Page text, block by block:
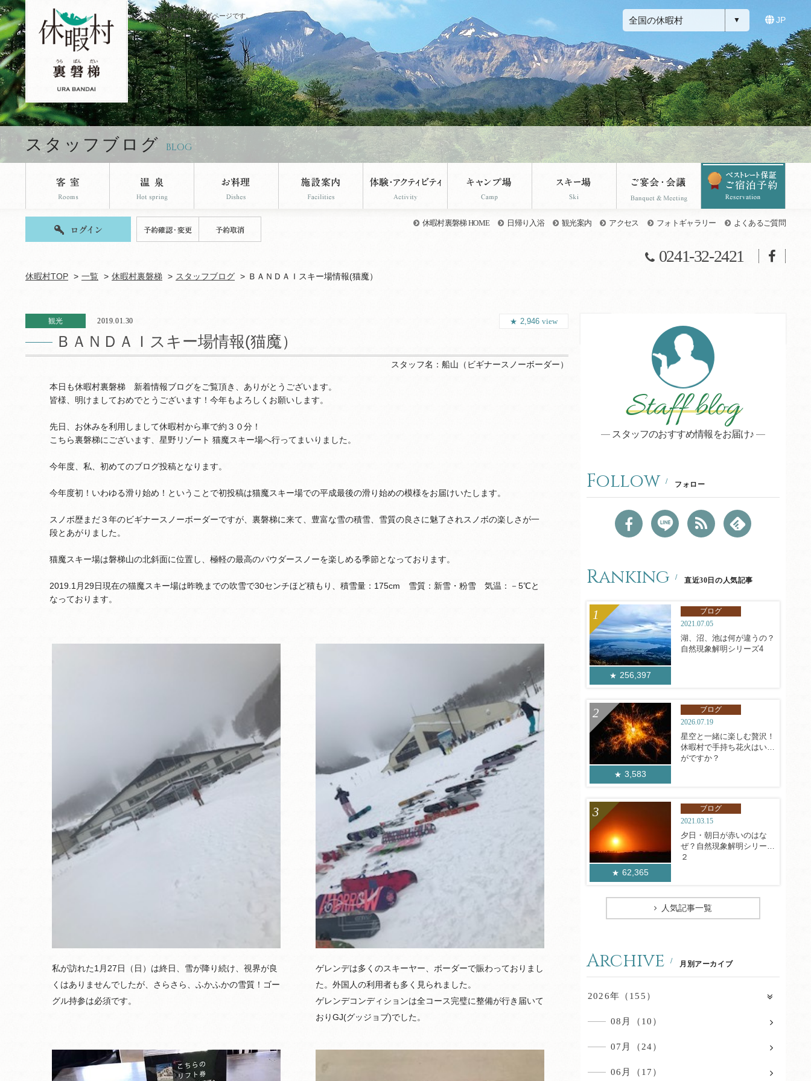
休暇村裏磐梯のブログページです。 全国の休暇村 JP
スタッフブログ BLOG
休暇村裏磐梯 HOME 日帰り入浴 観光案内 アクセス フォトギャラリー よくあるご質問
0241-32-2421
休暇村TOP 一覧 休暇村裏磐梯 スタッフブログ ＢＡＮＤＡＩスキー場情報(猫魔）
観光 2019.01.30
ＢＡＮＤＡＩスキー場情報(猫魔）
2,946 view
スタッフ名： 船山（ビギナースノーボーダー）
本日も休暇村裏磐梯 新着情報ブログをご覧頂き、ありがとうございます。
皆様、明けましておめでとうございます！今年もよろしくお願いします。
先日、お休みを利用しまして休暇村から車で約３０分！
こちら裏磐梯にございます、星野リゾート 猫魔スキー場へ行ってまいりました。
今年度、私、初めてのブログ投稿となります。
今年度初！いわゆる滑り始め！ということで初投稿は猫魔スキー場での平成最後の滑り始めの模様をお届けいたします。
スノボ歴まだ３年のビギナースノーボーダーですが、裏磐梯に来て、豊富な雪の積雪、雪質の良さに魅了されスノボの楽しさが一
段とあがりました。
猫魔スキー場は磐梯山の北斜面に位置し、極軽の最高のパウダースノーを楽しめる季節となっております。
2019.1月29日現在の猫魔スキー場は昨晩までの吹雪で30センチほど積もり、積雪量：175cm 雪質：新雪・粉雪 気温：－5℃と
なっております。
私が訪れた1月27日（日）は終日、雪が降り続け、視界が良
くはありませんでしたが、さらさら、ふかふかの雪質！ゴー
グル持参は必須です。
ゲレンデは多くのスキーヤー、ボーダーで賑わっておりまし
た。外国人の利用者も多く見られました。
ゲレンデコンディションは全コース完璧に整備が行き届いて
おりGJ(グッジョブ)でした。
Staff blog
スタッフのおすすめ情報をお届け♪
Follow フォロー
Ranking 直近30日の人気記事
256,397
ブログ
2021.07.05
湖、沼、池は何が違うの？
自然現象解明シリーズ4
3,583
ブログ
2026.07.19
星空と一緒に楽しむ贅沢！
休暇村で手持ち花火はいか
がですか？
62,365
ブログ
2021.03.15
夕日・朝日が赤いのはな
ぜ？自然現象解明シリーズ
２
人気記事一覧
Archive 月別アーカイブ
2026年（155）
08月（10）
07月（24）
06月（17）